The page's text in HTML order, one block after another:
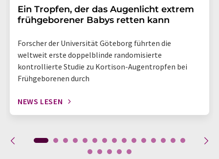
Ein Tropfen, der das Augenlicht extrem
frühgeborener Babys retten kann
Forscher der Universität Göteborg führten die
weltweit erste doppelblinde randomisierte
kontrollierte Studie zu Kortison-Augentropfen bei
Frühgeborenen durch
NEWS LESEN